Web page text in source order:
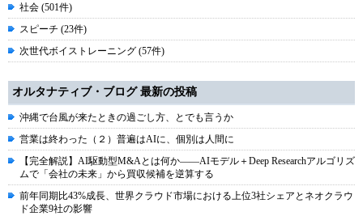
社会 (501件)
スピーチ (23件)
次世代ボイストレーニング (57件)
オルタナティブ・ブログ 最新の投稿
沖縄で台風が来たときの過ごし方、とでも言うか
営業は終わった（２）普遍はAIに、個別は人間に
【完全解説】AI駆動型M&Aとは何か――AIモデル＋Deep Researchアルゴリズ
ムで「会社の未来」から買収候補を逆算する
前年同期比43%成長、世界クラウド市場における上位3社シェアとネオクラウ
ド企業9社の影響